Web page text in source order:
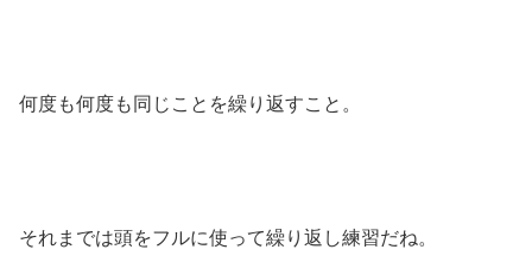
何度も何度も同じことを繰り返すこと。
それまでは頭をフルに使って繰り返し練習だね。